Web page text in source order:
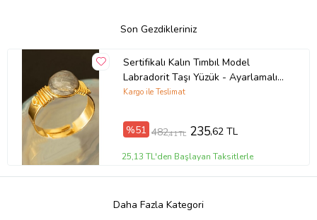
Son Gezdikleriniz
Sertifikalı Kalın Tımbıl Model
Labradorit Taşı Yüzük - Ayarlamalı
(Çok Renkli)
Kargo ile Teslimat
%51 482,41 TL 235,62 TL
25,13 TL'den Başlayan Taksitlerle
Daha Fazla Kategori